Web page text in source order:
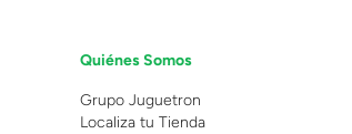
Quiénes Somos
Grupo Juguetron
Localiza tu Tienda